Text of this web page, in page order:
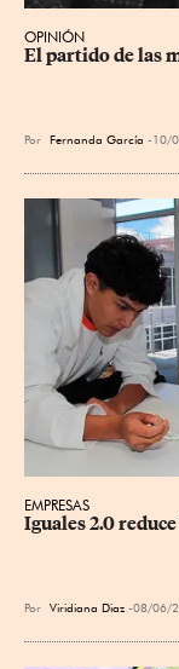
OPINIÓN
El partido de las
Por Fernanda García 10/
EMPRESAS
Iguales 2.0
Por Viridiana Diaz 08/06/